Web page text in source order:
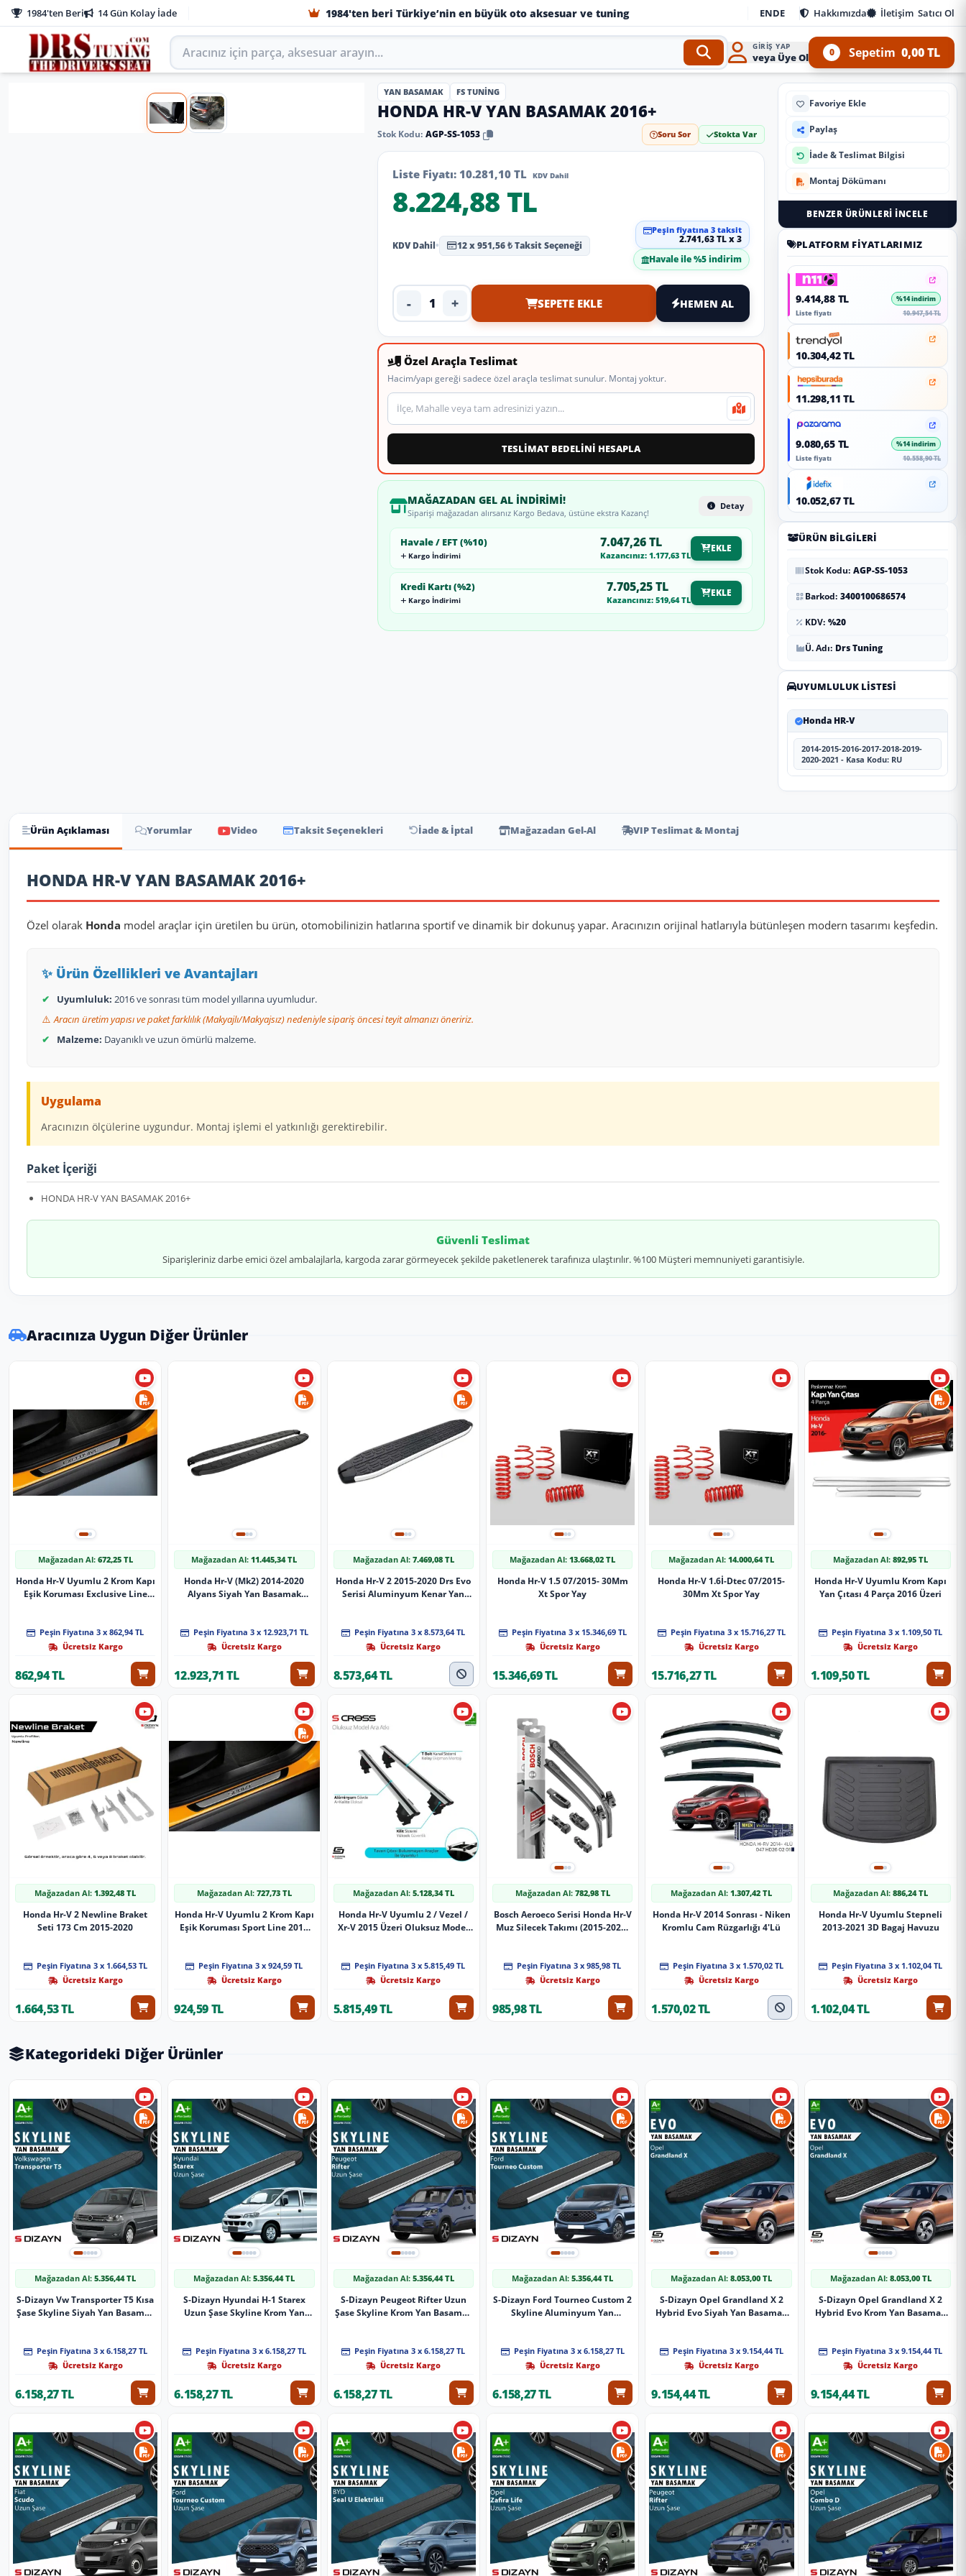
1984'ten Beri 14 Gün Kolay İade 1984'ten beri Türkiye’nin en büyük oto aksesuar ve tuning ENDE Hakkımızda İletişim Satıcı Ol
Aracınız için parça arayın
GIRIŞ YAP
veya Üye Ol 0 Sepetim 0,00 TL
YAN BASAMAK FS TUNING
HONDA HR-V YAN BASAMAK 2016+
Stok Kodu: AGP-SS-1053 Soru Sor Stokta Var
Liste Fiyatı: 10.281,10 TL KDV Dahil
8.224,88 TL
KDV Dahil• 12 x 951,56 ₺ Taksit Seçeneği
Peşin fiyatına 3 taksit
2.741,63 TL x 3
Havale ile %5 indirim
Ürün adedi
- + SEPETE EKLE HEMEN AL
Özel Araçla Teslimat
Hacim/yapı gereği sadece özel araçla teslimat sunulur. Montaj yoktur.
Teslimat veya montaj adresi
TESLİMAT BEDELİNİ HESAPLA
MAĞAZADAN GEL AL İNDIRIMI!
Siparişi mağazadan alırsanız Kargo Bedava, üstüne ekstra Kazanç!
Detay
Havale / EFT (%10)
Kargo İndirimi
7.047,26 TL
Kazancınız: 1.177,63 TL
EKLE
Kredi Kartı (%2)
Kargo İndirimi
7.705,25 TL
Kazancınız: 519,64 TL
EKLE
Favoriye Ekle
Paylaş
İade & Teslimat Bilgisi
Montaj Dökümanı
BENZER ÜRÜNLERI İNCELE
PLATFORM FIYATLARIMIZ
9.414,88 TL %14 indirim
Liste fiyatı 10.947,54 TL
10.304,42 TL
11.298,11 TL
9.080,65 TL %14 indirim
Liste fiyatı 10.558,90 TL
10.052,67 TL
ÜRÜN BILGILERI
Stok Kodu: AGP-SS-1053
Barkod: 3400100686574
KDV: %20
Ü. Adı: Drs Tuning
UYUMLULUK LISTESI
Honda HR-V
2014-2015-2016-2017-2018-2019-
2020-2021 - Kasa Kodu: RU
Ürün Açıklaması Yorumlar Video Taksit Seçenekleri İade & İptal Mağazadan Gel-Al VIP Teslimat & Montaj
Ürün Açıklaması
HONDA HR-V YAN BASAMAK 2016+
Özel olarak Honda model araçlar için üretilen bu ürün, otomobilinizin hatlarına sportif ve dinamik bir dokunuş yapar. Aracınızın orijinal hatlarıyla bütünleşen modern tasarımı keşfedin.
✨ Ürün Özellikleri ve Avantajları
✔ Uyumluluk: 2016 ve sonrası tüm model yıllarına uyumludur.
⚠️ Aracın üretim yapısı ve paket farklılık (Makyajlı/Makyajsız) nedeniyle sipariş öncesi teyit almanızı öneririz.
✔
Malzeme: Dayanıklı ve uzun ömürlü malzeme.
Uygulama
Aracınızın ölçülerine uygundur. Montaj işlemi el yatkınlığı gerektirebilir.
Paket İçeriği
HONDA HR-V YAN BASAMAK 2016+
Güvenli Teslimat
Siparişleriniz darbe emici özel ambalajlarla, kargoda zarar görmeyecek şekilde paketlenerek tarafınıza ulaştırılır. %100 Müşteri memnuniyeti garantisiyle.
Aracınıza Uygun Diğer Ürünler
Mağazadan Al: 672,25 TL
Honda Hr-V Uyumlu 2 Krom Kapı
Eşik Koruması Exclusive Line
Peşin Fiyatına 3 x 862,94 TL
Ücretsiz Kargo
862,94 TL
Mağazadan Al:11.445,34 TL
Honda Hr-V (Mk2) 2014-2020
Alyans Siyah Yan Basamak
Peşin Fiyatına 3 x 12.923,71 TL
Ücretsiz Kargo
12.923,71 TL
Mağazadan Al: 7.469,08 TL
Honda Hr-V 2 2015-2020 Drs Evo
Serisi Aluminyum Kenar Yan
Peşin Fiyatına 3 x 8.573,64 TL
Ücretsiz Kargo
8.573,64 TL
Mağazadan Al:13.668,02 TL
Honda Hr-V 1.5 07/2015- 30Mm
Xt Spor Yay
Peşin Fiyatına 3 x 15.346,69 TL
Ücretsiz Kargo
15.346,69 TL
Mağazadan Al:14.000,64 TL
Honda Hr-V 1.6İ-Dtec 07/2015-
30Mm Xt Spor Yay
Peşin Fiyatına 3 x 15.716,27 TL
Ücretsiz Kargo
15.716,27 TL
Mağazadan Al:892,95 TL
Honda Hr-V Uyumlu Krom Kapı
Yan Çıtası 4 Parça 2016 Üzeri
Peşin Fiyatına 3 x 1.109,50 TL
Ücretsiz Kargo
1.109,50 TL
Mağazadan Al:1.392,48 TL
Honda Hr-V 2 Newline Braket
Seti 173 Cm 2015-2020
Peşin Fiyatına 3 x 1.664,53 TL
Ücretsiz Kargo
1.664,53 TL
Mağazadan Al: 727,73 TL
Honda Hr-V Uyumlu 2 Krom Kapı
Eşik Koruması Sport Line 2015
Peşin Fiyatına 3 x 924,59 TL
Ücretsiz Kargo
924,59 TL
Mağazadan Al: 5.128,34 TL
Honda Hr-V Uyumlu 2 / Vezel /
Xr-V 2015 Üzeri Oluksuz Model
Peşin Fiyatına 3 x 5.815,49 TL
Ücretsiz Kargo
5.815,49 TL
Mağazadan Al: 782,98 TL
Bosch Aeroeco Serisi Honda Hr-V
Muz Silecek Takımı (2015-2020)
Peşin Fiyatına 3 x 985,98 TL
Ücretsiz Kargo
985,98 TL
Mağazadan Al:1.307,42 TL
Honda Hr-V 2014 Sonrası - Niken
Kromlu Cam Rüzgarlığı 4'Lü
Peşin Fiyatına 3 x 1.570,02 TL
Ücretsiz Kargo
1.570,02 TL
Mağazadan Al:886,24 TL
Honda Hr-V Uyumlu Stepneli
2013-2021 3D Bagaj Havuzu
Peşin Fiyatına 3 x 1.102,04 TL
Ücretsiz Kargo
1.102,04 TL
Kategorideki Diğer Ürünler
Mağazadan Al:5.356,44 TL
S-Dizayn Vw Transporter T5 Kısa
Şase Skyline Siyah Yan Basamak
Peşin Fiyatına 3 x 6.158,27 TL
Ücretsiz Kargo
6.158,27 TL
Mağazadan Al:5.356,44 TL
S-Dizayn Hyundai H-1 Starex
Uzun Şase Skyline Krom Yan
Peşin Fiyatına 3 x 6.158,27 TL
Ücretsiz Kargo
6.158,27 TL
Mağazadan Al: 5.356,44 TL
S-Dizayn Peugeot Rifter Uzun
Şase Skyline Krom Yan Basamak
Peşin Fiyatına 3 x 6.158,27 TL
Ücretsiz Kargo
6.158,27 TL
Mağazadan Al:5.356,44 TL
S-Dizayn Ford Tourneo Custom 2
Skyline Aluminyum Yan
Peşin Fiyatına 3 x 6.158,27 TL
Ücretsiz Kargo
6.158,27 TL
Mağazadan Al:8.053,00 TL
S-Dizayn Opel Grandland X 2
Hybrid Evo Siyah Yan Basamak
Peşin Fiyatına 3 x 9.154,44 TL
Ücretsiz Kargo
9.154,44 TL
Mağazadan Al: 8.053,00 TL
S-Dizayn Opel Grandland X 2
Hybrid Evo Krom Yan Basamak
Peşin Fiyatına 3 x 9.154,44 TL
Ücretsiz Kargo
9.154,44 TL